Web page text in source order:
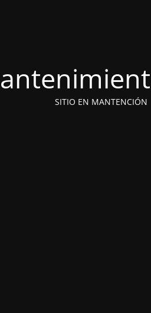
SITIO EN MANTENCIÓN